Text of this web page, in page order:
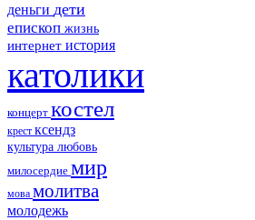
деньги дети
епископ жизнь
интернет история
католики
концерт костел
крест ксендз
культура любовь
милосердие мир
мова молитва
молодежь